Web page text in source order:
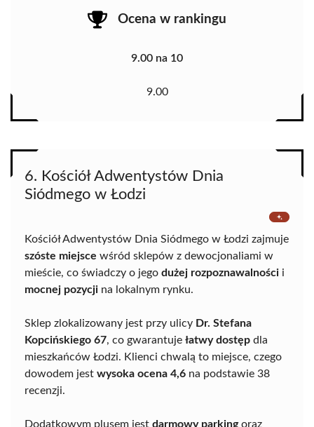
Ocena w rankingu
9.00 na 10
9.00
6. Kościół Adwentystów Dnia
Siódmego w Łodzi
Kościół Adwentystów Dnia Siódmego w Łodzi zajmuje
szóste miejsce wśród sklepów z dewocjonaliami w
mieście, co świadczy o jego dużej rozpoznawalności i
mocnej pozycji na lokalnym rynku.
Sklep zlokalizowany jest przy ulicy Dr. Stefana
Kopcińskiego 67, co gwarantuje łatwy dostęp dla
mieszkańców Łodzi. Klienci chwalą to miejsce, czego
dowodem jest wysoka ocena 4,6 na podstawie 38
recenzji.
Dodatkowym plusem jest darmowy parkingoraz